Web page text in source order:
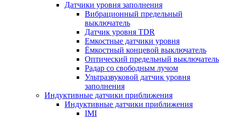
Датчики уровня заполнения
Вибрационный предельный
выключатель
Датчик уровня TDR
Емкостные датчики уровня
Ёмкостный концевой выключатель
Оптический предельный выключатель
Радар со свободным лучом
Ультразвуковой датчик уровня
заполнения
Индуктивные датчики приближения
Индуктивные датчики приближения
IMI